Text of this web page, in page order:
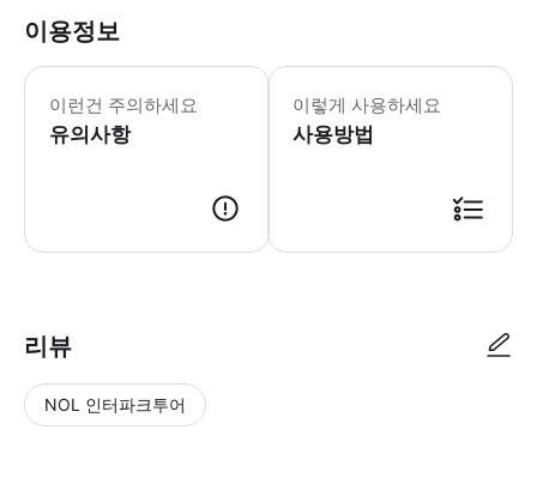
이용정보
이런건 주의하세요
유의사항
필수 안내: - 방문 전 각 어트랙션의
이렇게 사용하세요
사용방법
리뷰
NOL 인터파크투어